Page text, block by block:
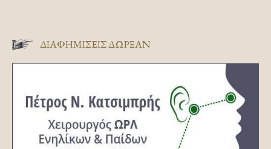
ΔΙΑΦΗΜΊΣΕΙΣ ΔΩΡΕΆΝ